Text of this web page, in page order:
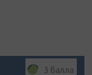
3 балла